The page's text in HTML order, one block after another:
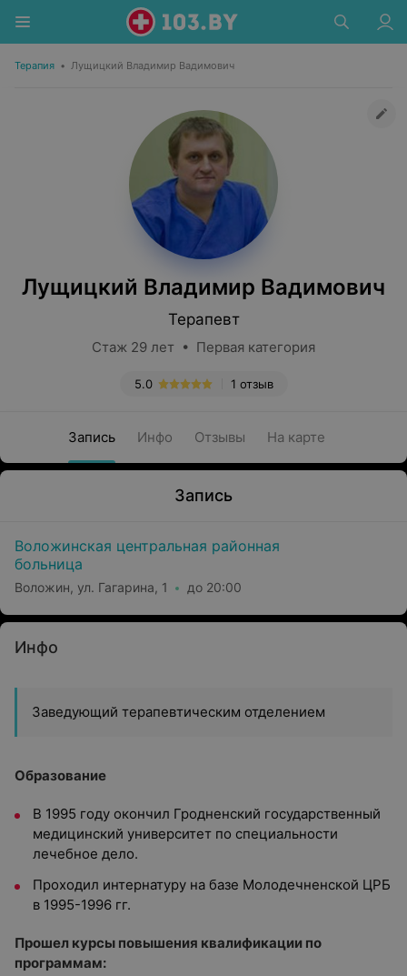
Терапия • Лущицкий Владимир Вадимович
Лущицкий Владимир Вадимович
Терапевт
Стаж 29 лет • Первая категория
1 отзыв
5.0
Запись Инфо Отзывы На карте
Запись
Воложинская центральная районная
больница
Воложин, ул. Гагарина, 1 до 20:00
Инфо
Заведующий терапевтическим отделением
Образование
В 1995 году окончил Гродненский государственный
медицинский университет по специальности
лечебное дело.
Проходил интернатуру на базе Молодечненской ЦРБ
в 1995-1996 гг.
Прошел курсы повышения квалификации по
программам: